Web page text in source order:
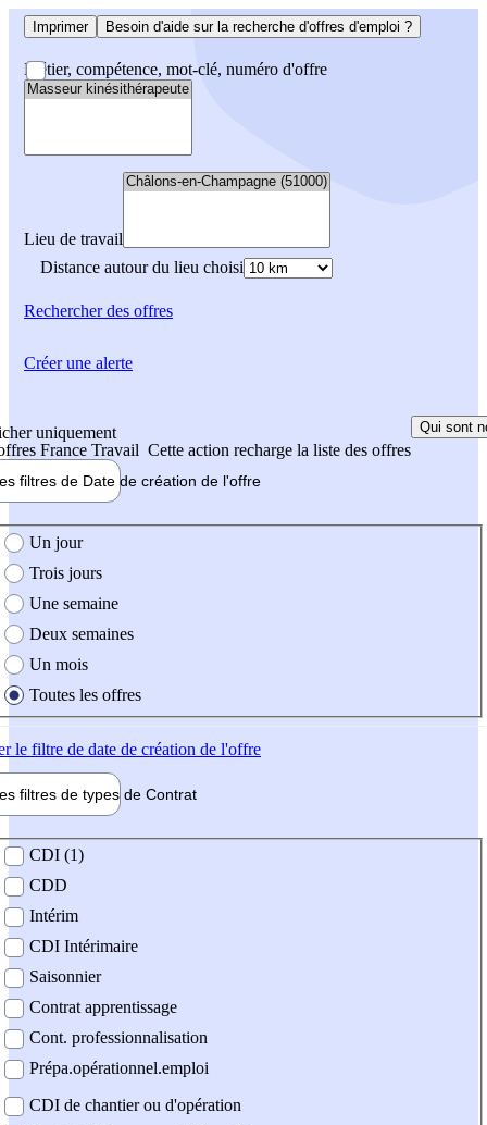
Imprimer Besoin d'aide sur la recherche d'offres d'emploi ?
Métier, compétence, mot-clé, numéro d'offre
Lieu de travail
Distance autour du lieu choisi
Rechercherdes offres
uniquement
France Travail Cette action recharge la liste des offres
Qui sont
filtres de Date de création de l'offre
création de l'offre
Un jour
Trois jours
Une semaine
Deux semaines
Un mois
Toutes les offres
le filtre de date de création de l'offre
filtres de types de Contrat
contrat
CDI (1)
CDD
Intérim
CDI Intérimaire
Saisonnier
Contrat apprentissage
Cont. professionnalisation
Prépa.opérationnel.emploi
CDI de chantier ou d'opération
Créer une alerte